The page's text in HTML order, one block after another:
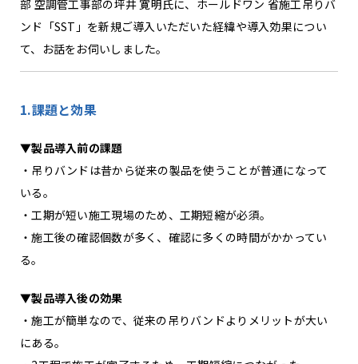
部 空調管工事部の坪井 寛明氏に、ホールドワン 省施工吊りバ
ンド「SST」を新規ご導入いただいた経緯や導入効果につい
て、お話をお伺いしました。
1.課題と効果
▼製品導入前の課題
・吊りバンドは昔から従来の製品を使うことが普通になって
いる。
・工期が短い施工現場のため、工期短縮が必須。
・施工後の確認個数が多く、確認に多くの時間がかかってい
る。
▼製品導入後の効果
・施工が簡単なので、従来の吊りバンドよりメリットが大い
にある。